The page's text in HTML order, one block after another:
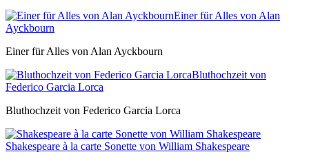
Einer für Alles von Alan
Ayckbourn
Einer für Alles von Alan Ayckbourn
Bluthochzeit von
Federico Garcia Lorca
Bluthochzeit von Federico Garcia Lorca
Shakespeare à la carte Sonette von William Shakespeare